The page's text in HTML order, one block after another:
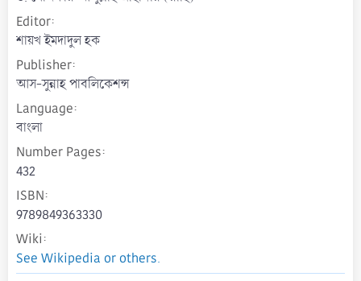
Editor
শায়খ ইমদাদুল হক
Publisher
আস-সুন্নাহ পাবলিকেশন্স
Language
বাংলা
Number Pages
432
ISBN
9789849363330
Wiki
See Wikipedia or others.